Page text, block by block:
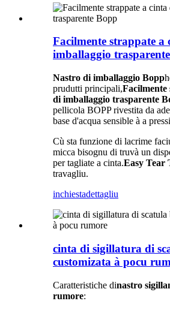
Facilmente strappate a
imballaggio
Nastro di imballaggio Bopp
prudutti principali,Facilmente
di imballaggio trasparente
pellicola BOPP rivestita da
base d'acqua sensible à a
Cù sta funzione di lacrime
micca bisognu di truvà un
per tagliate a cinta.Easy Tear
travagliu.
inchiestadettagliu
cinta di sigillatura di
customizata à pocu
Caratteristiche dinastro
rumore: